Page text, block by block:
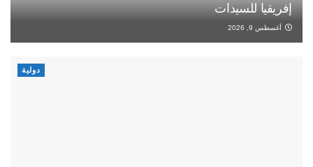
إفريقيا للسيدات
أغسطس 9, 2026
دولية